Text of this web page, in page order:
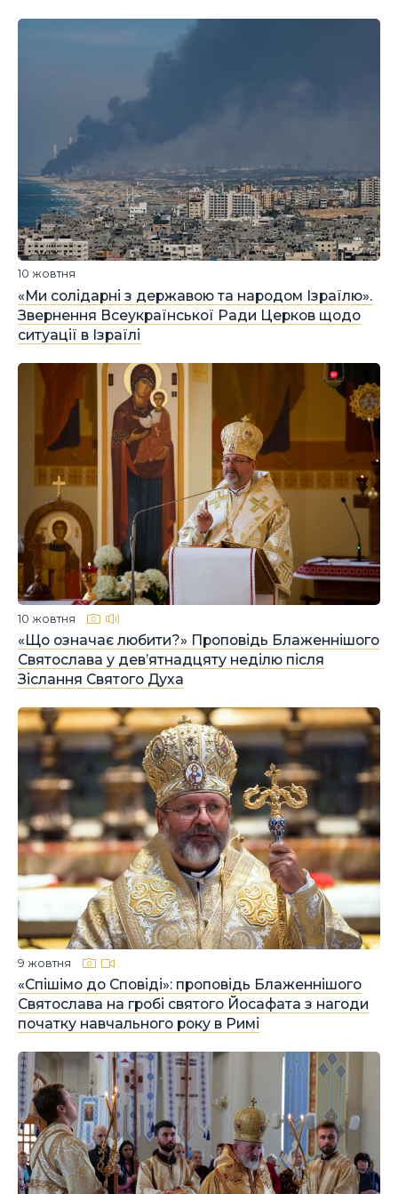
«Ми солідарні з державою та народом Ізраїлю».
Звернення Всеукраїнської Ради Церков щодо
ситуації в Ізраїлі
10 жовтня
«Що означає любити?» Проповідь Блаженнішого
Святослава у дев’ятнадцяту неділю після
Зіслання Святого Духа
10 жовтня
«Спішімо до Сповіді»: проповідь Блаженнішого
Святослава на гробі святого Йосафата з нагоди
початку навчального року в Римі
9 жовтня